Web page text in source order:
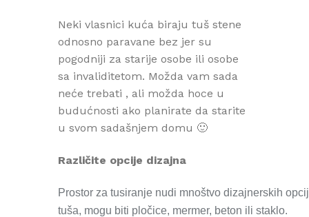
Neki vlasnici kuća biraju tuš stene
odnosno paravane bez jer su
pogodniji za starije osobe ili osobe
sa invaliditetom. Možda vam sada
neće trebati , ali možda hoce u
budućnosti ako planirate da starite
u svom sadašnjem domu 🙂
Različite opcije dizajna
Prostor za tusiranje nudi mnoštvo dizajnerskih
tuša, mogu biti pločice, mermer, beton ili staklo.